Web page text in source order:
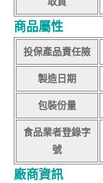
商品屬性
投保產品責任險
製造日期
包裝份量
食品業者登錄字
號
廠商資訊